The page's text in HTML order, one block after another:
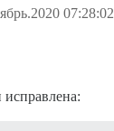
07:28:02